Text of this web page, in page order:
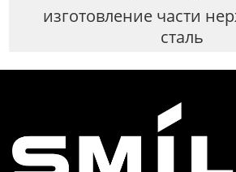
изготовление части
сталь